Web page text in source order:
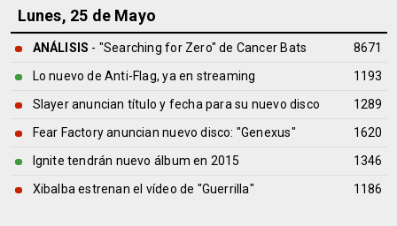
Lunes, 25 de Mayo
ANÁLISIS - "Searching for Zero" de Cancer Bats
8671
Lo nuevo de Anti-Flag, ya en streaming
1193
Slayer anuncian título y fecha para su nuevo disco
1289
Fear Factory anuncian nuevo disco: "Genexus"
1620
Ignite tendrán nuevo álbum en 2015
1346
Xibalba estrenan el vídeo de "Guerrilla"
1186